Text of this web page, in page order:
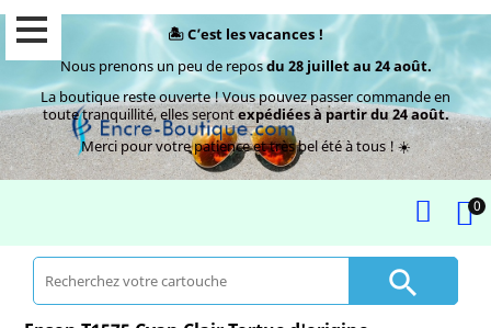
🏝️ C’est les vacances !
Nous prenons un peu de reposdu 28 juillet au 24 août.
La boutique reste ouverte ! Vous pouvez passer commande en
toute tranquillité, elles serontexpédiées à partir du 24 août.
Merci pour votre patience et très bel été à tous ! ☀️
0
